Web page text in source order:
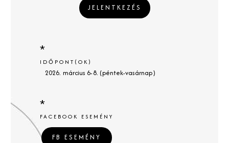
JELENTKEZÉS
*
IDŐPONT(OK)
2026. március 6-8. (péntek-vasárnap)
*
FACEBOOK ESEMÉNY
FB ESEMÉNY